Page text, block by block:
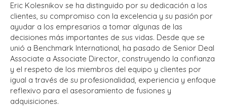
Eric Kolesnikov se ha distinguido por su dedicación a los
clientes, su compromiso con la excelencia y su pasión por
ayudar a los empresarios a tomar algunas de las
decisiones más importantes de sus vidas. Desde que se
unió a Benchmark International, ha pasado de Senior Deal
Associate a Associate Director, construyendo la confianza
y el respeto de los miembros del equipo y clientes por
igual a través de su profesionalidad, experiencia y enfoque
reflexivo para el asesoramiento de fusiones y
adquisiciones.